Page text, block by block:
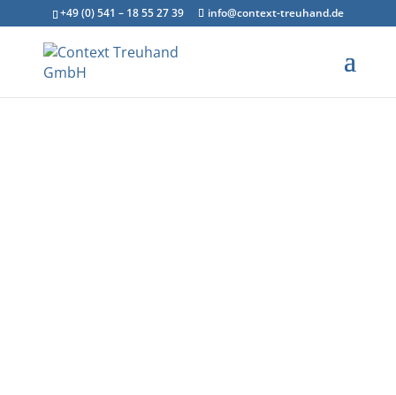
+49 (0) 541 – 18 55 27 39 info@context-treuhand.de